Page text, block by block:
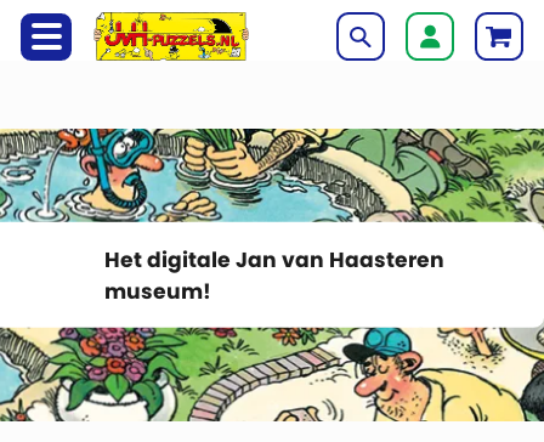
Het digitale Jan van Haasteren
museum!